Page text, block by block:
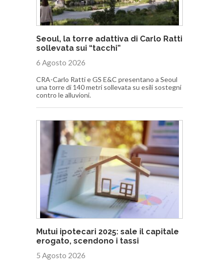
Seoul, la torre adattiva di Carlo Ratti
sollevata sui “tacchi”
6 Agosto 2026
CRA-Carlo Ratti e GS E&C presentano a Seoul
una torre di 140 metri sollevata su esili sostegni
contro le alluvioni.
Mutui ipotecari 2025: sale il capitale
erogato, scendono i tassi
5 Agosto 2026